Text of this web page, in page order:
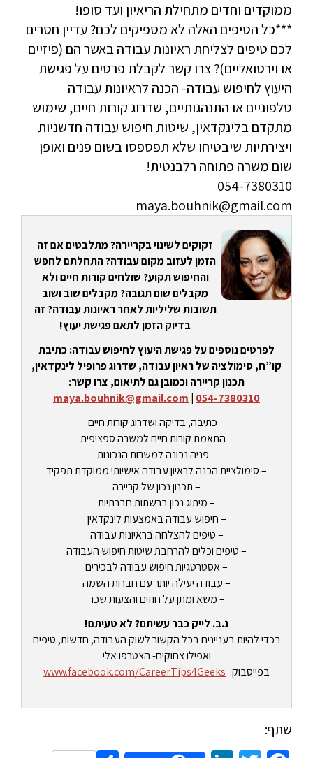
ממוקדים וחדים מתחילת הריאיון ועד סופו!
***כל הטיפים האלה לא מספיקים לכם? עדיין חסרים
לכם טיפים לצליחת ראיונות עבודה באשר הם (פיזיים
או וירטואליים)? צרו קשר לקבלת פרטים על פגישת
היעוץ לחיפוש עבודה- הכנה לראיונות עבודה
טלפוניים או התנהגותיים, שדרוג קורות חיים, שימוש
מתקדם בלינקדאין, שיטות חיפוש עבודה חדשניות
ויצירתיות שיבטיחו שלא תפספסו בשום פנים ואופן
שום משרה פתוחה רלבנטית!
054-7380310
maya.bouhnik@gmail.com
זקוקים לשינוי בקריירה? מתלבטים אם זה
הזמן לעזוב מקום עבודה? התחלתם לחפש
והחיפוש תקוע? שולחים קורות חיים ולא
מקבלים שום תגובה? מקבלים שוב ושוב
תשובות שליליות לאחר ראיונות עבודה? זה
בדיוק הזמן לתאם פגישת יעוץ!
לפרטים נוספים על פגישת היעוץ לחיפוש עבודה: כתיבת
קו”ח, סימולציה של ראיון עבודה, שדרוג פרופיל לינקדאין,
תכנון קריירה וכמובן גם לתיאום, צרו קשר:
054-7380310
|
maya.bouhnik@gmail.com
– כתיבה, בדיקה ושדרוג קורות חיים
– התאמת קורות חיים למשרה ספציפית
– פניה נכונה למשרות הנכונות
– סימולציית הכנה לראיון עבודה אישיותי ממוקדת תפקיד
– תכנון נכון של קריירה
– מיתוג נכון ברשתות חברתיות
– חיפוש עבודה באמצעות לינקדאין
– טיפים להצלחה בראיונות עבודה
– טיפים וכלים להרחבת שיטות חיפוש העבודה
– אסטרטגיות חיפוש עבודה לבכירים
– עבודה יעילה יותר עם חברות השמה
– משא ומתן על חוזים והצעות שכר
נ.ב. לייק כבר עשיתם? לא טעיתם!
בכדי להיות בעניינים בכל הקשור לשוק העבודה, חדשות, טיפים
ואפילו צחוקים- הצטרפו אלי
בפייסבוק: www.facebook.com/CareerTips4Geeks
שתף: